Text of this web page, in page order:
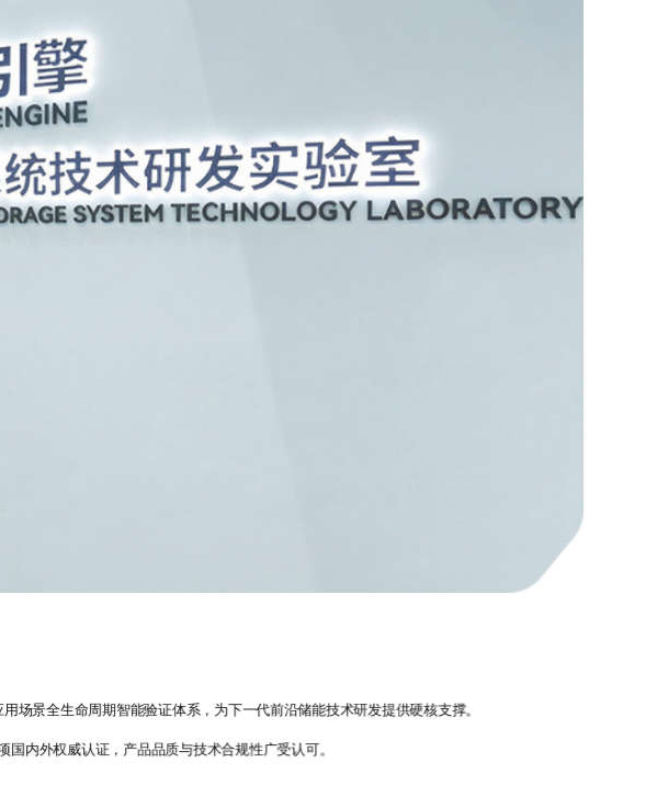
景全生命周期智能验证体系，为下一代前沿储能技术研发提供硬核支撑。
内外权威认证，产品品质与技术合规性广受认可。